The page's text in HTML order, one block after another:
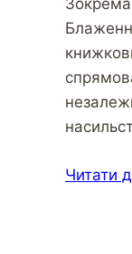
Читати